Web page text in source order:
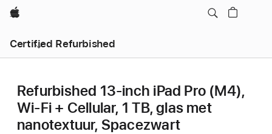
Apple
Certified Refurbished
Refurbished 13‑inch iPad Pro (M4),
Wi-Fi + Cellular, 1 TB, glas met
nanotextuur, Spacezwart